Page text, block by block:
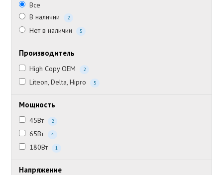
Все
В наличии
2
Нет в наличии 5
Производитель
High Copy OEM 2
Liteon, Delta, Hipro 5
Мощность
45Вт 2
65Вт 4
180Вт 1
Напряжение